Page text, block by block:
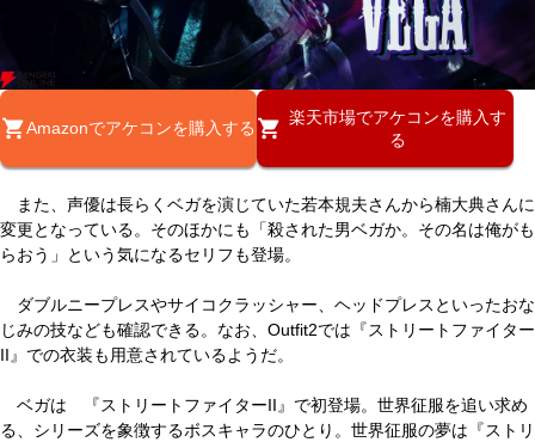
Amazonでアケコンを購入する
楽天市場でアケコンを購入す
る
また、声優は長らくベガを演じていた若本規夫さんから楠大典さんに
変更となっている。そのほかにも「殺された男ベガか。その名は俺がも
らおう」という気になるセリフも登場。
ダブルニープレスやサイコクラッシャー、ヘッドプレスといったおな
じみの技なども確認できる。なお、Outfit2では『ストリートファイター
II』での衣装も用意されているようだ。
ベガは 『ストリートファイターII』で初登場。世界征服を追い求め
る、シリーズを象徴するボスキャラのひとり。世界征服の夢は『ストリ